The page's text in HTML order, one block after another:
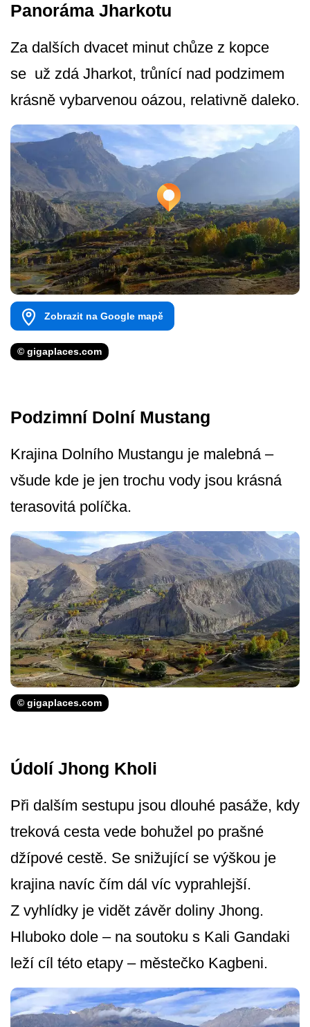
Panoráma Jharkotu
Za dalších dvacet minut chůze z kopce
se už zdá Jharkot, trůnící nad podzimem
krásně vybarvenou oázou, relativně daleko.
Zobrazit na Google mapě
© gigaplaces.com
Podzimní Dolní Mustang
Krajina Dolního Mustangu je malebná –
všude kde je jen trochu vody jsou krásná
terasovitá políčka.
© gigaplaces.com
Údolí Jhong Kholi
Při dalším sestupu jsou dlouhé pasáže, kdy
treková cesta vede bohužel po prašné
džípové cestě. Se snižující se výškou je
krajina navíc čím dál víc vyprahlejší.
Z vyhlídky je vidět závěr doliny Jhong.
Hluboko dole – na soutoku s Kali Gandaki
leží cíl této etapy – městečko Kagbeni.